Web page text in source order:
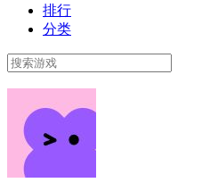
排行
分类